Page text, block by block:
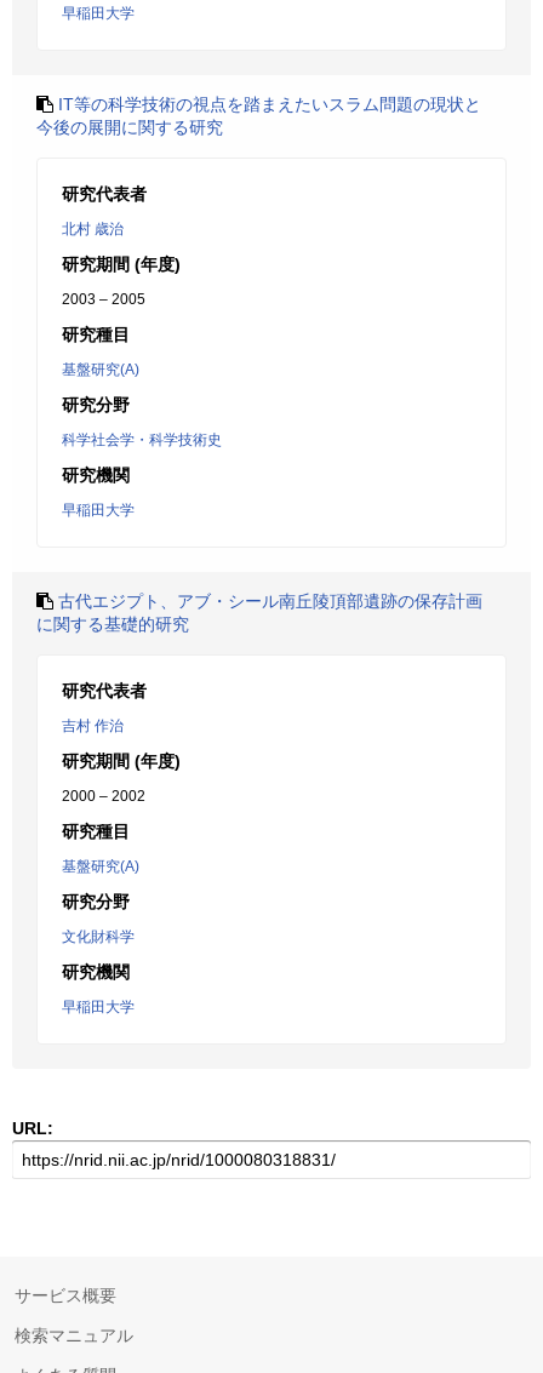
早稲田大学
IT等の科学技術の視点を踏まえたいスラム問題の現状と
今後の展開に関する研究
研究代表者
北村 歳治
研究期間 (年度)
2003 – 2005
研究種目
基盤研究(A)
研究分野
科学社会学・科学技術史
研究機関
早稲田大学
古代エジプト、アブ・シール南丘陵頂部遺跡の保存計画
に関する基礎的研究
研究代表者
吉村 作治
研究期間 (年度)
2000 – 2002
研究種目
基盤研究(A)
研究分野
文化財科学
研究機関
早稲田大学
URL:
サービス概要
検索マニュアル